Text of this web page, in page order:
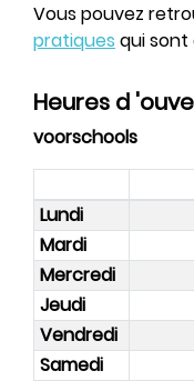
Vous pouvez
pratiques qui sont
Heures d
voorschools
Lundi
Mardi
Mercredi
Jeudi
Vendredi
Samedi